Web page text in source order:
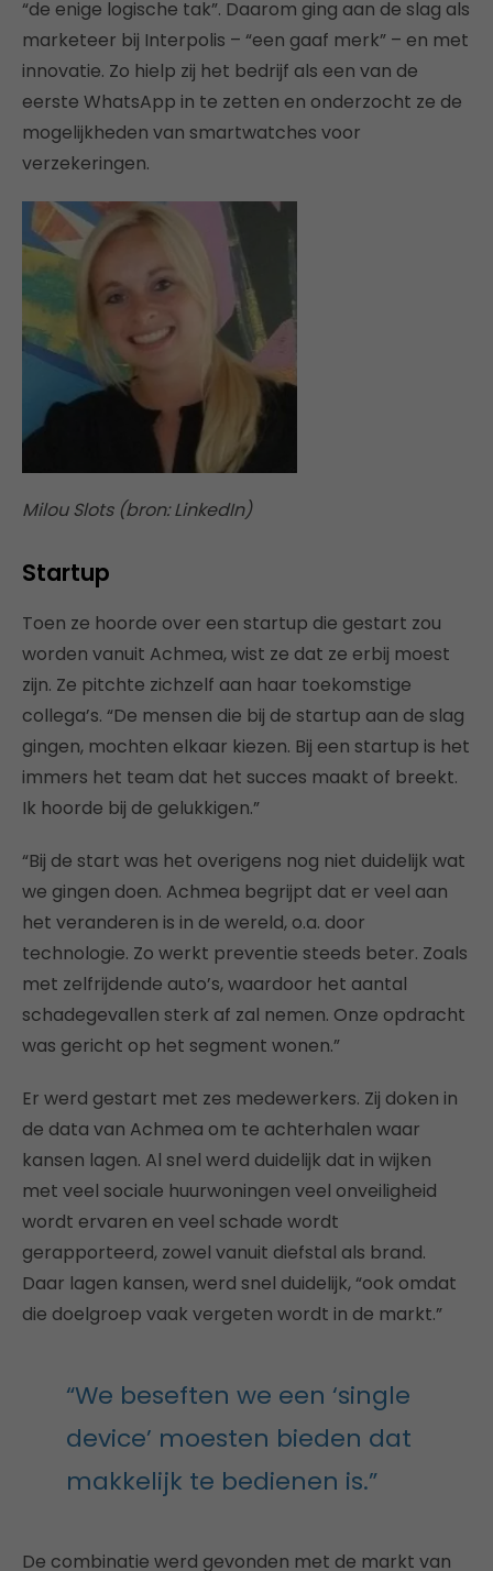
“de enige logische tak”. Daarom ging aan de slag als
marketeer bij Interpolis – “een gaaf merk” – en met
innovatie. Zo hielp zij het bedrijf als een van de
eerste WhatsApp in te zetten en onderzocht ze de
mogelijkheden van smartwatches voor
verzekeringen.
Milou Slots (bron: LinkedIn)
Startup
Toen ze hoorde over een startup die gestart zou
worden vanuit Achmea, wist ze dat ze erbij moest
zijn. Ze pitchte zichzelf aan haar toekomstige
collega’s. “De mensen die bij de startup aan de slag
gingen, mochten elkaar kiezen. Bij een startup is het
immers het team dat het succes maakt of breekt.
Ik hoorde bij de gelukkigen.”
“Bij de start was het overigens nog niet duidelijk wat
we gingen doen. Achmea begrijpt dat er veel aan
het veranderen is in de wereld, o.a. door
technologie. Zo werkt preventie steeds beter. Zoals
met zelfrijdende auto’s, waardoor het aantal
schadegevallen sterk af zal nemen. Onze opdracht
was gericht op het segment wonen.”
Er werd gestart met zes medewerkers. Zij doken in
de data van Achmea om te achterhalen waar
kansen lagen. Al snel werd duidelijk dat in wijken
met veel sociale huurwoningen veel onveiligheid
wordt ervaren en veel schade wordt
gerapporteerd, zowel vanuit diefstal als brand.
Daar lagen kansen, werd snel duidelijk, “ook omdat
die doelgroep vaak vergeten wordt in de markt.”
“We beseften we een ‘single
device’ moesten bieden dat
makkelijk te bedienen is.”
De combinatie werd gevonden met de markt van